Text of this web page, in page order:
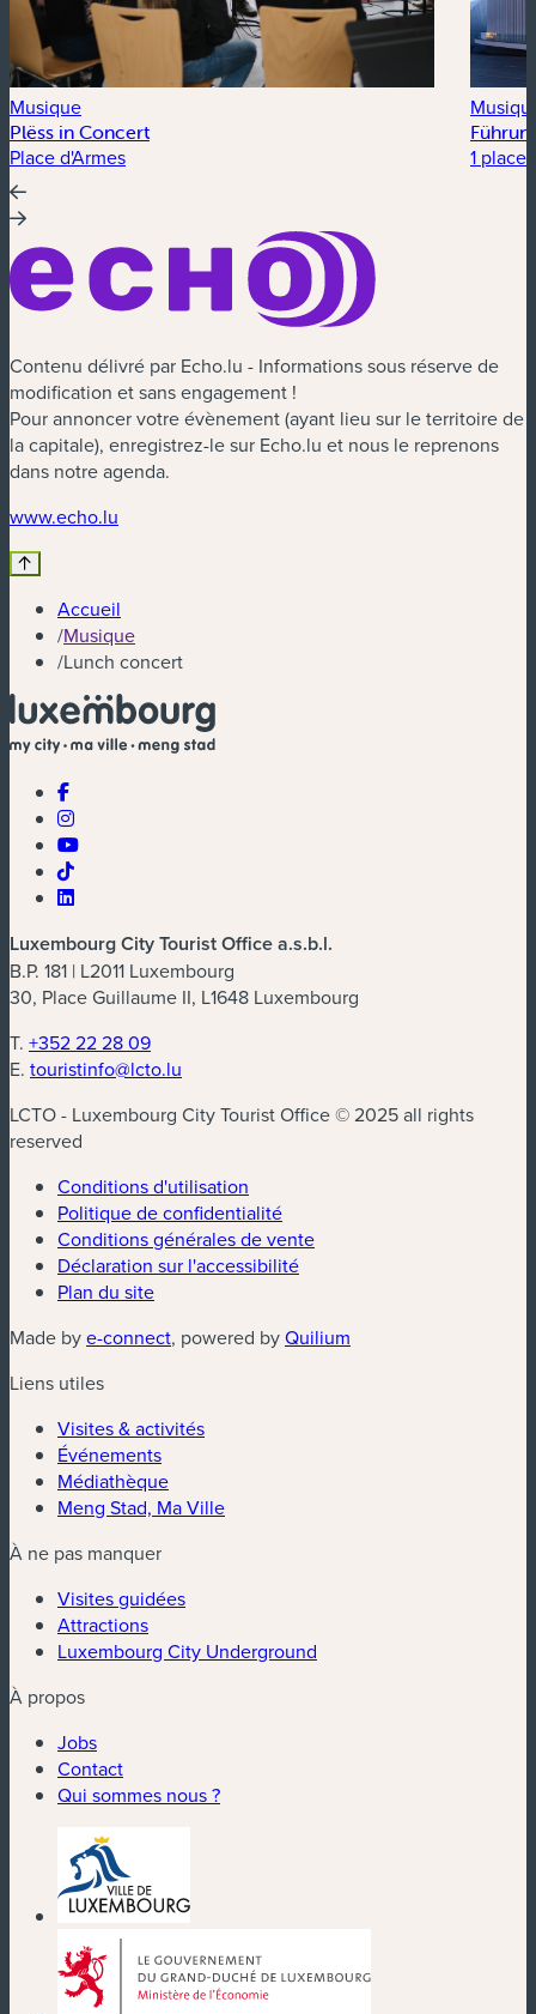
Musique
Plëss in Concert
Place d'Armes 1 place
Contenu délivré par Echo.lu - Informations sous réserve de
modification et sans engagement !
Pour annoncer votre évènement (ayant lieu sur le territoire de
la capitale), enregistrez-le sur Echo.lu et nous le reprenons
dans notre agenda.
www.echo.lu
Accueil
/Musique
/Lunch concert
Luxembourg City Tourist Office a.s.b.l.
B.P. 181 | L2011 Luxembourg
30, Place Guillaume II, L1648 Luxembourg
T. +352 22 28 09
E. touristinfo@lcto.lu
LCTO - Luxembourg City Tourist Office © 2025 all rights
reserved
Conditions d'utilisation
Politique de confidentialité
Conditions générales de vente
Déclaration sur l'accessibilité
Plan du site
Made bye-connect(nouvelle fenêtre)
, powered byQuilium
Liens utiles
Visites & activités
Événements
Médiathèque
Meng Stad, Ma Ville
À ne pas manquer
Visites guidées
Attractions
Luxembourg City Underground
À propos
Jobs
Contact
Qui sommes nous ?